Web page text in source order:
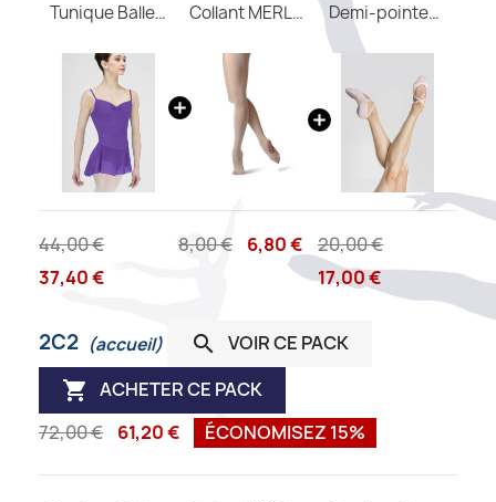
Tunique Ballerine WEAR MOI
44,00 €
37,40 €
Collant MERLET convertible adulte
8,00 € 6,80 €
Demi-pointes CERES M Wear Moi
20,00 €
17,00 €
2C2 (accueil)  VOIR CE PACK
 ACHETER CE PACK
72,00 €
61,20 € ÉCONOMISEZ 15%